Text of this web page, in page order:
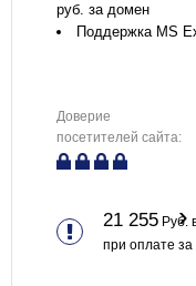
руб. за домен
Поддержка MS
Доверие
посетителей сайта:
21 255 Руб.
при оплате за